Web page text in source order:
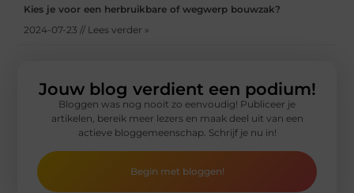
Kies je voor een herbruikbare of wegwerp bouwzak?
2024-07-23 // Lees verder »
Jouw blog verdient een podium!
Bloggen was nog nooit zo eenvoudig! Publiceer je
artikelen, bereik meer lezers en maak deel uit van een
actieve bloggemeenschap. Schrijf je nu in!
Begin met bloggen!